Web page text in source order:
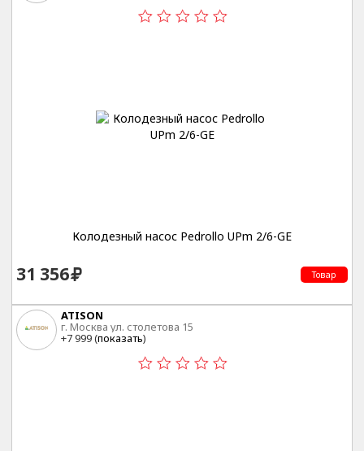
Колодезный насос Pedrollo UPm 2/6-GE
31 356 Товар
ATISON
г. Москва ул. столетова 15
+7 999 (показать)